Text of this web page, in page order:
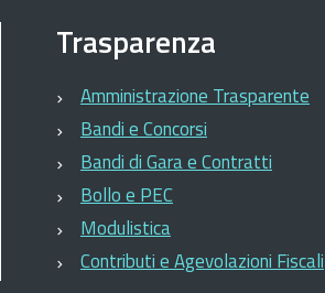
Trasparenza
Amministrazione Trasparente
Bandi e Concorsi
Bandi di Gara e Contratti
Bollo e PEC
Modulistica
Contributi e Agevolazioni Fiscali